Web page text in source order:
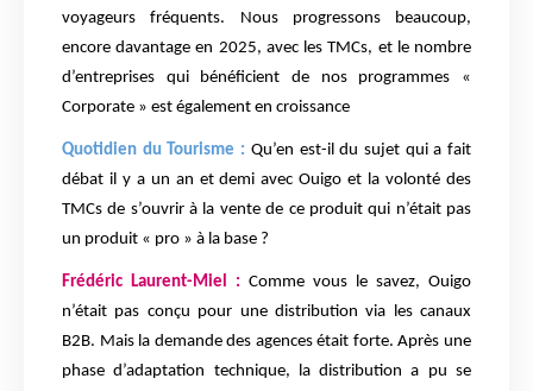
voyageurs fréquents. Nous progressons beaucoup,
encore davantage en 2025, avec les TMCs, et le nombre
d’entreprises qui bénéficient de nos programmes «
Corporate » est également en croissance
Quotidien du Tourisme : Qu’en est-il du sujet qui a fait
débat il y a un an et demi avec Ouigo et la volonté des
TMCs de s’ouvrir à la vente de ce produit qui n’était pas
un produit « pro » à la base ?
Frédéric Laurent-Miel : Comme vous le savez, Ouigo
n’était pas conçu pour une distribution via les canaux
B2B. Mais la demande des agences était forte. Après une
phase d’adaptation technique, la distribution a pu se